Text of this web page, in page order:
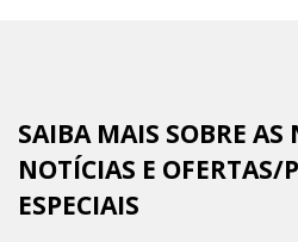
SAIBA MAIS SOBRE AS
NOTÍCIAS E OFERTAS/
ESPECIAIS